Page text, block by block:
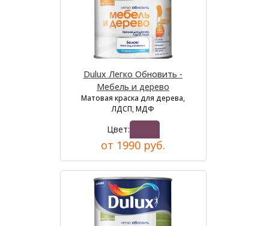
Dulux Легко Обновить -
Мебель и дерево
Матовая краска для дерева,
ЛДСП, МДФ
Цвет:
от 1990 руб.